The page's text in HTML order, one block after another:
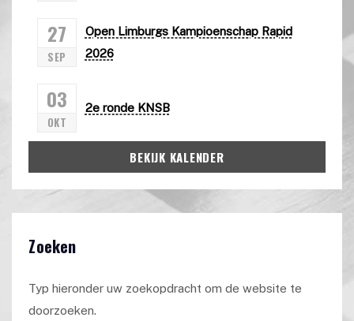
27
SEP
Open Limburgs Kampioenschap Rapid
2026
03
OKT
2e ronde KNSB
BEKIJK KALENDER
Zoeken
Typ hieronder uw zoekopdracht om de website te
doorzoeken.